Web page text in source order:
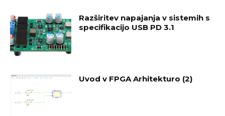
Razširitev napajanja v sistemih s
specifikacijo USB PD 3.1
Uvod v FPGA Arhitekturo (2)